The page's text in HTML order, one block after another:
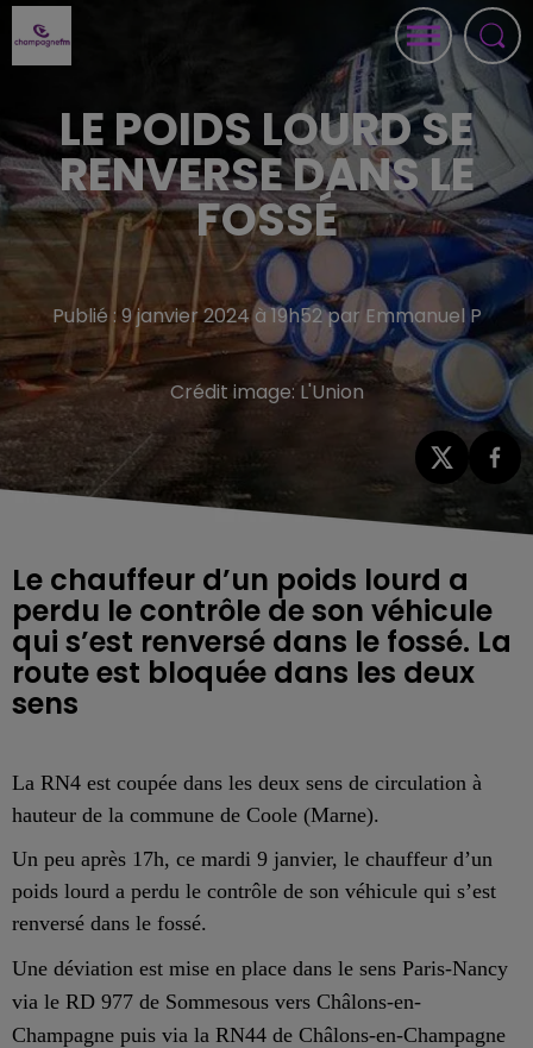
LE POIDS LOURD SE
RENVERSE DANS LE
FOSSÉ
Publié : 9 janvier 2024 à 19h52 par Emmanuel P
Crédit image: L'Union
Le chauffeur d’un poids lourd a
perdu le contrôle de son véhicule
qui s’est renversé dans le fossé. La
route est bloquée dans les deux
sens
La RN4 est coupée dans les deux sens de circulation à
hauteur de la commune de Coole (Marne).
Un peu après 17h, ce mardi 9 janvier, le chauffeur d’un
poids lourd a perdu le contrôle de son véhicule qui s’est
renversé dans le fossé.
Une déviation est mise en place dans le sens Paris-Nancy
via le RD 977 de Sommesous vers Châlons-en-
Champagne puis via la RN44 de Châlons-en-Champagne